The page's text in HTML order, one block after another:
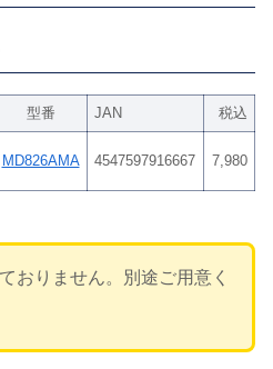
型番 JAN 税込
MD826AMA 4547597916667 7,980
おりません。別途ご用意く